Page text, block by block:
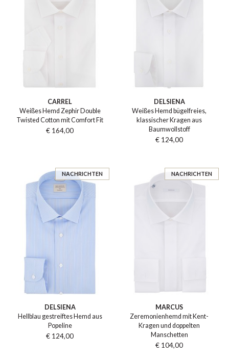
CARREL
Weißes Hemd Zephir Double
Twisted Cotton mit Comfort Fit
€ 164,00
DELSIENA
Weißes Hemd bügelfreies,
klassischer Kragen aus
Baumwollstoff
€ 124,00
NACHRICHTEN
DELSIENA
Hellblau gestreiftes Hemd aus
Popeline
€ 124,00
NACHRICHTEN
MARCUS
Zeremonienhemd mit Kent-
Kragen und doppelten
Manschetten
€ 104,00